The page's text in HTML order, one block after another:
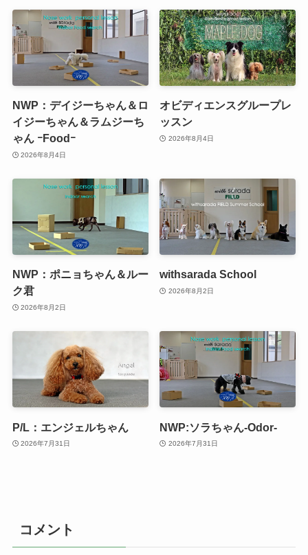
NWP：デイジーちゃん＆ロ
イジーちゃん＆ラムジーち
ゃん ｰFoodｰ
2026年8月4日
オビディエンスグループレ
ッスン
2026年8月4日
NWP：ポニョちゃん＆ルー
ク君
2026年8月2日
withsarada School
2026年8月2日
P/L：エンジェルちゃん
2026年7月31日
NWP:ソラちゃん-Odor-
2026年7月31日
コメント